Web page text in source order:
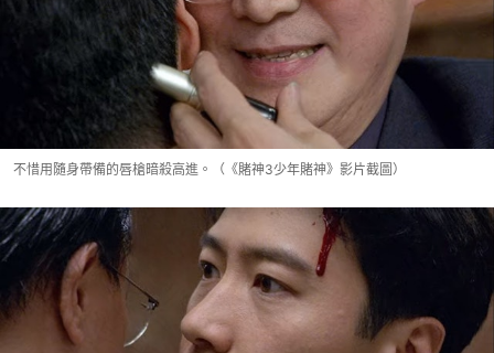
不惜用隨身帶備的唇槍暗殺高進。（《賭神3少年賭神》影片截圖）